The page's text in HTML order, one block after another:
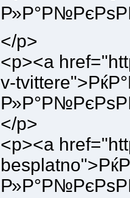
</p>
<p><a
v-
</p>
<p><a